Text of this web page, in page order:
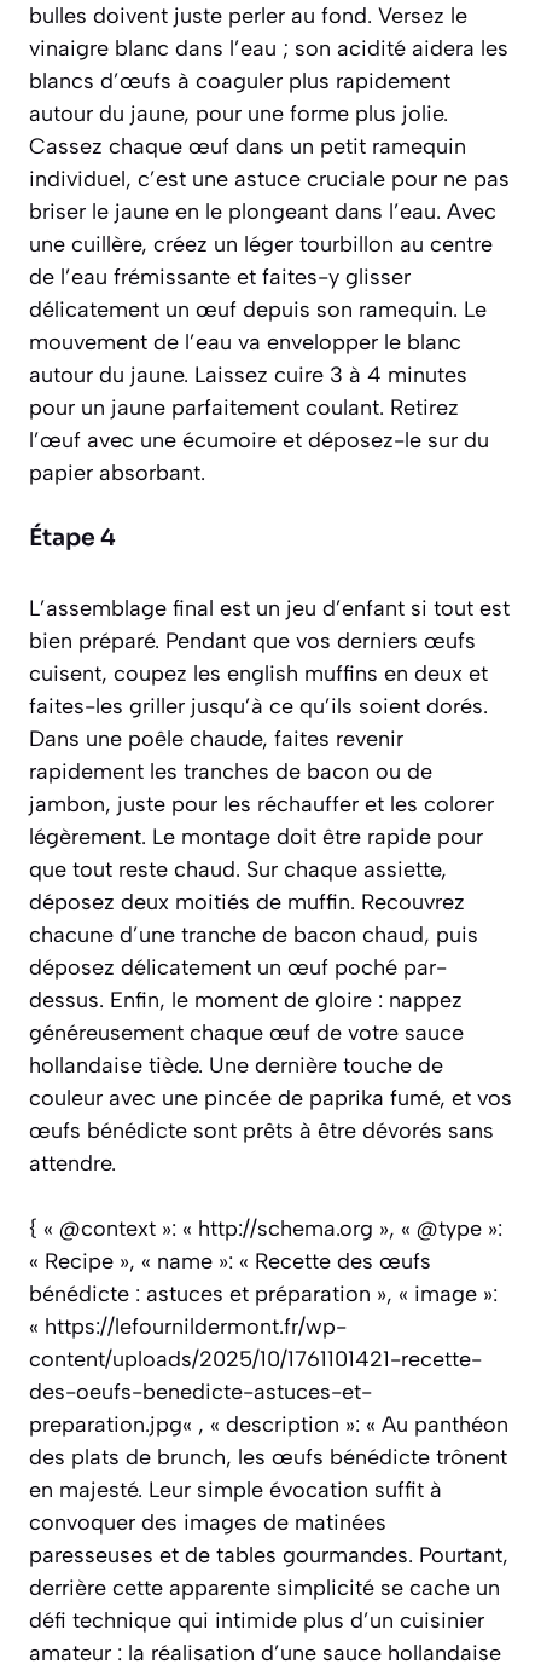
bulles doivent juste perler au fond. Versez le
vinaigre blanc dans l’eau ; son acidité aidera les
blancs d’œufs à coaguler plus rapidement
autour du jaune, pour une forme plus jolie.
Cassez chaque œuf dans un petit ramequin
individuel, c’est une astuce cruciale pour ne pas
briser le jaune en le plongeant dans l’eau. Avec
une cuillère, créez un léger tourbillon au centre
de l’eau frémissante et faites-y glisser
délicatement un œuf depuis son ramequin. Le
mouvement de l’eau va envelopper le blanc
autour du jaune. Laissez cuire 3 à 4 minutes
pour un jaune parfaitement coulant. Retirez
l’œuf avec une écumoire et déposez-le sur du
papier absorbant.
Étape 4
L’assemblage final est un jeu d’enfant si tout est
bien préparé. Pendant que vos derniers œufs
cuisent, coupez les english muffins en deux et
faites-les griller jusqu’à ce qu’ils soient dorés.
Dans une poêle chaude, faites revenir
rapidement les tranches de bacon ou de
jambon, juste pour les réchauffer et les colorer
légèrement. Le montage doit être rapide pour
que tout reste chaud. Sur chaque assiette,
déposez deux moitiés de muffin. Recouvrez
chacune d’une tranche de bacon chaud, puis
déposez délicatement un œuf poché par-
dessus. Enfin, le moment de gloire : nappez
généreusement chaque œuf de votre sauce
hollandaise tiède. Une dernière touche de
couleur avec une pincée de paprika fumé, et vos
œufs bénédicte sont prêts à être dévorés sans
attendre.
{ « @context »: « http://schema.org », « @type »:
« Recipe », « name »: « Recette des œufs
bénédicte : astuces et préparation », « image »:
« https://lefournildermont.fr/wp-
content/uploads/2025/10/1761101421-recette-
des-oeufs-benedicte-astuces-et-
preparation.jpg« , « description »: « Au panthéon
des plats de brunch, les œufs bénédicte trônent
en majesté. Leur simple évocation suffit à
convoquer des images de matinées
paresseuses et de tables gourmandes. Pourtant,
derrière cette apparente simplicité se cache un
défi technique qui intimide plus d’un cuisinier
amateur : la réalisation d’une sauce hollandaise